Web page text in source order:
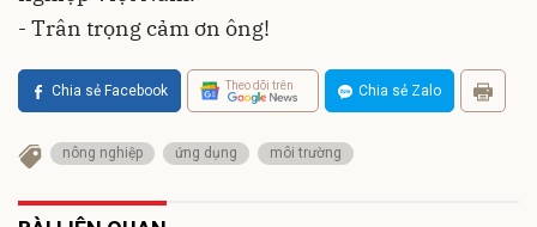
- Trân trọng cảm ơn ông!
Chia sẻ Facebook Theo dõi trên Chia sẻ Zalo
nông nghiệp ứng dụng môi trường